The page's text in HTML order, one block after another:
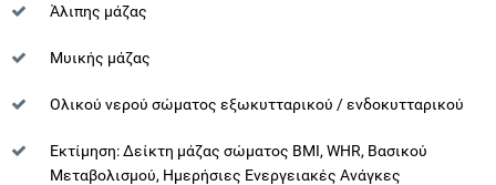
Άλιπης μάζας
Μυικής μάζας
Ολικού νερού σώματος εξωκυτταρικού / ενδοκυτταρικού
Εκτίμηση: Δείκτη μάζας σώματος BMI, WHR, Βασικού
Μεταβολισμού, Ημερήσιες Ενεργειακές Ανάγκες